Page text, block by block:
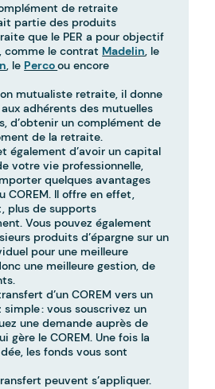
de retraite
partie des produits
que le PER a pour objectif
comme le contrat Madelin, le
, le Percoou encore
mutualiste retraite, il donne
adhérents des mutuelles
d’obtenir un complément de
de la retraite.
également d’avoir un capital
votre vie professionnelle,
quelques avantages
COREM. Il offre en effet,
plus de supports
Vous pouvez également
produits d’épargne sur un
pour une meilleure
une meilleure gestion, de
d’un COREM vers un
simple : vous souscrivez un
une demande auprès de
gère le COREM. Une fois la
les fonds vous sont
peuvent s’appliquer.